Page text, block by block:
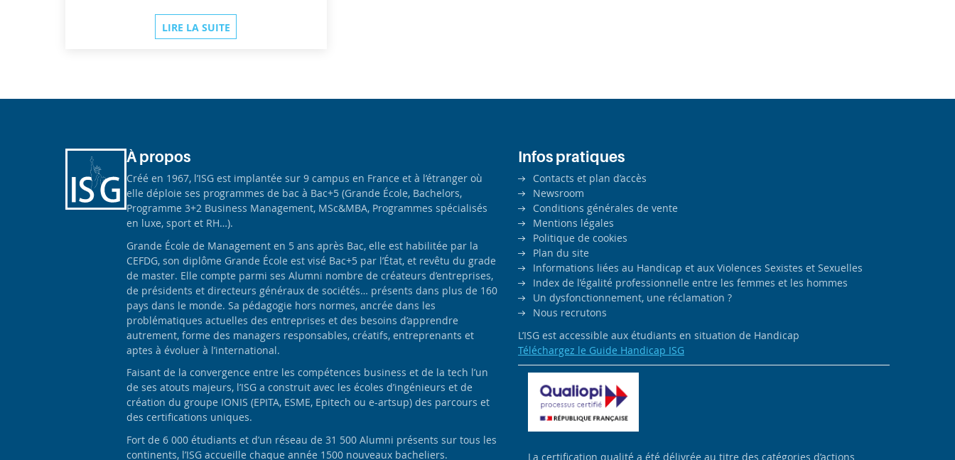
LIRE LA SUITE
À propos
Créé en 1967, l’ISG est implantée sur 9 campus en France et à l’étranger où
elle déploie ses programmes de bac à Bac+5 (Grande École, Bachelors,
Programme 3+2 Business Management, MSc&MBA, Programmes spécialisés
en luxe, sport et RH…).
Grande École de Management en 5 ans après Bac, elle est habilitée par la
CEFDG, son diplôme Grande École est visé Bac+5 par l’État, et revêtu du grade
de master. Elle compte parmi ses Alumni nombre de créateurs d’entreprises,
de présidents et directeurs généraux de sociétés… présents dans plus de 160
pays dans le monde. Sa pédagogie hors normes, ancrée dans les
problématiques actuelles des entreprises et des besoins d’apprendre
autrement, forme des managers responsables, créatifs, entreprenants et
aptes à évoluer à l’international.
Faisant de la convergence entre les compétences business et de la tech l’un
de ses atouts majeurs, l’ISG a construit avec les écoles d’ingénieurs et de
création du groupe IONIS (EPITA, ESME, Epitech ou e-artsup) des parcours et
des certifications uniques.
Fort de 6 000 étudiants et d’un réseau de 31 500 Alumni présents sur tous les
continents, l’ISG accueille chaque année 1500 nouveaux bacheliers.
Infos pratiques
Contacts et plan d’accès
Newsroom
Conditions générales de vente
Mentions légales
Politique de cookies
Plan du site
Informations liées au Handicap et aux Violences Sexistes et Sexuelles
Index de l’égalité professionnelle entre les femmes et les hommes
Un dysfonctionnement, une réclamation ?
Nous recrutons
L’ISG est accessible aux étudiants en situation de Handicap
Téléchargez le Guide Handicap ISG
La certification qualité a été délivrée au titre des catégories d’actions